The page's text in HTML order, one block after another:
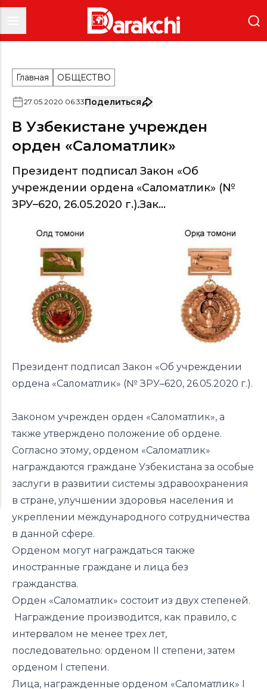
Главная ОБЩЕСТВО
27.05.2020 06:33Поделиться
В Узбекистане учрежден
орден «Саломатлик»
Президент подписал Закон «Об
учреждении ордена «Саломатлик» (№
ЗРУ–620, 26.05.2020 г.).Зак...
Президент подписал Закон «Об учреждении
ордена «Саломатлик» (№ ЗРУ–620, 26.05.2020 г.).
Законом учрежден орден «Саломатлик», а
также утверждено положение об ордене.
Согласно этому, орденом «Саломатлик»
награждаются граждане Узбекистана за особые
заслуги в развитии системы здравоохранения
в стране, улучшении здоровья населения и
укреплении международного сотрудничества
в данной сфере.
Орденом могут награждаться также
иностранные граждане и лица без
гражданства.
Орден «Саломатлик» состоит из двух степеней.
️ Награждение производится, как правило, с
интервалом не менее трех лет,
последовательно: орденом II степени, затем
орденом I степени.
Лица, награжденные орденом «Саломатлик» I